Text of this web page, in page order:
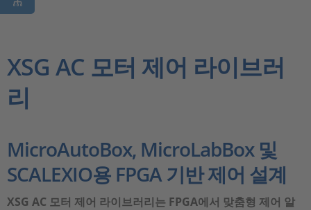
Support
Magazine
인재채용
XSG AC 모터 제어 라이브러
리
MicroAutoBox, MicroLabBox 및
SCALEXIO용 FPGA 기반 제어 설계
XSG AC 모터 제어 라이브러리는 FPGA에서 맞춤형 제어 알